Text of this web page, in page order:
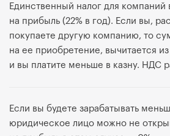
Единственный налог для компаний
на прибыль (22% в год). Если вы,
покупаете другую компанию, то
на ее приобретение, вычитается
и вы платите меньше в казну. НДС
Если вы будете зарабатывать
юридическое лицо можно не